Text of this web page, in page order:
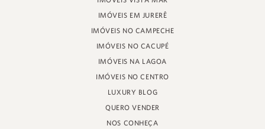
IMÓVEIS EM JURERÊ
IMÓVEIS NO CAMPECHE
IMÓVEIS NO CACUPÉ
IMÓVEIS NA LAGOA
IMÓVEIS NO CENTRO
LUXURY BLOG
QUERO VENDER
NOS CONHEÇA